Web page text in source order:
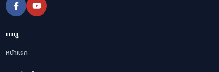
เมนู
หน้าแรก